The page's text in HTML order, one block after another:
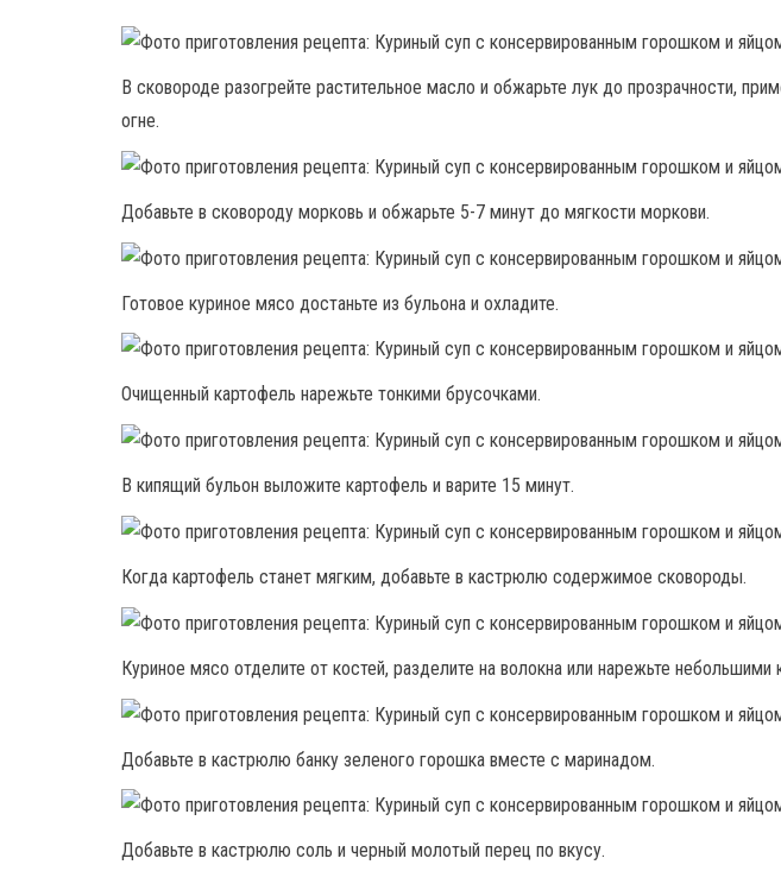
В сковороде разогрейте растительное масло и обжарьте лук до прозрачности,
огне.
Добавьте в сковороду морковь и обжарьте 5-7 минут до мягкости моркови.
Готовое куриное мясо достаньте из бульона и охладите.
Очищенный картофель нарежьте тонкими брусочками.
В кипящий бульон выложите картофель и варите 15 минут.
Когда картофель станет мягким, добавьте в кастрюлю содержимое сковороды.
Куриное мясо отделите от костей, разделите на волокна или нарежьте небольшими
Добавьте в кастрюлю банку зеленого горошка вместе с маринадом.
Добавьте в кастрюлю соль и черный молотый перец по вкусу.